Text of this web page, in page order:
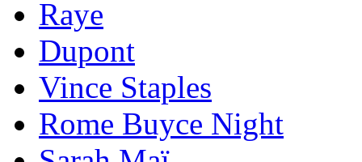
Raye
Dupont
Vince Staples
Rome Buyce Night